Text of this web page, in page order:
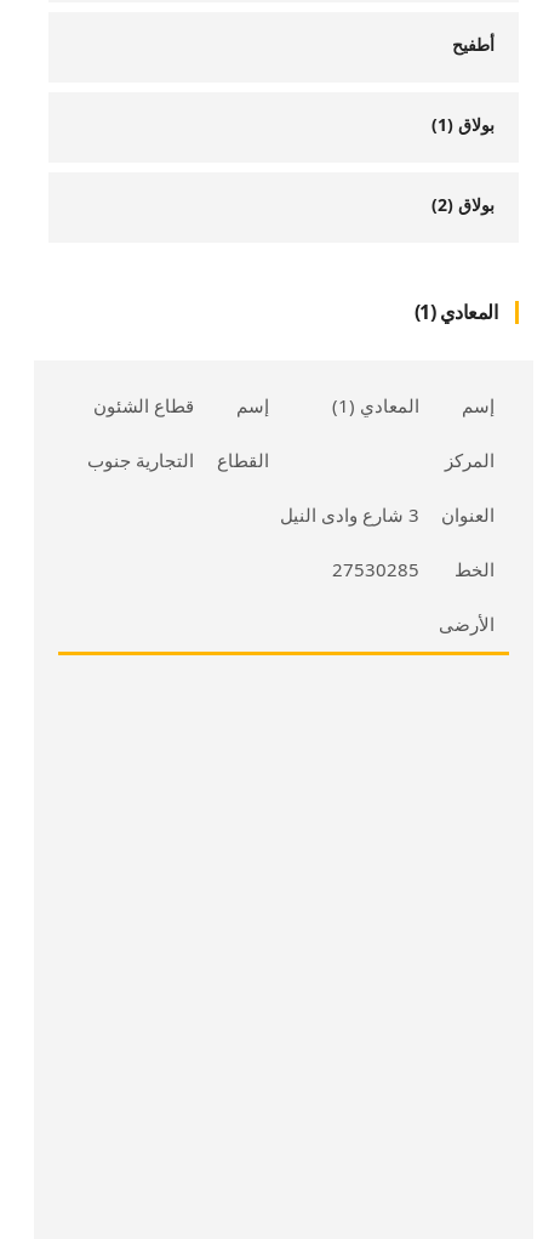
أطفيح
بولاق (1)
بولاق (2)
المعادي (1)
إسم
المركز
المعادي (1) إسم
القطاع
قطاع الشئون
التجارية جنوب
العنوان 3 شارع وادى النيل
الخط
الأرضى
27530285